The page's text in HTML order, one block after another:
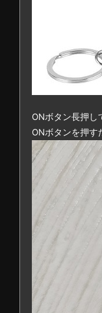
ONボタン長押し
ONボタンを押す